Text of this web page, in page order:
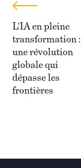
L’IA en pleine
transformation :
une révolution
globale qui
dépasse les
frontières